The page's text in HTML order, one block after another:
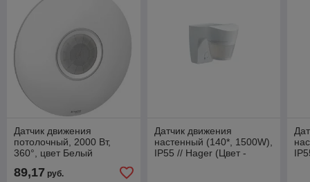
Датчик движения
потолочный, 2000 Вт,
360°, цвет Белый
(Schneider Electric ATLAS
DESIGN)
89,17 руб.
Датчик движения
настенный (140*, 1500W),
IP55 // Hager (Цвет -